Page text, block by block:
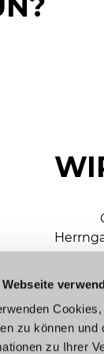
Webseite
zu können und
zu Ihrer